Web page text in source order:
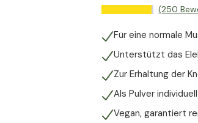
(250
Für eine normale
Unterstützt das
Zur Erhaltung der
Als Pulver
Vegan, garantiert